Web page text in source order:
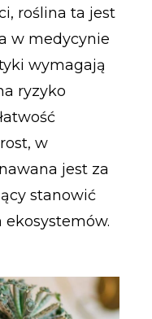
roślina ta jest
w medycynie
wymagają
ryzyko
w
jest za
stanowić